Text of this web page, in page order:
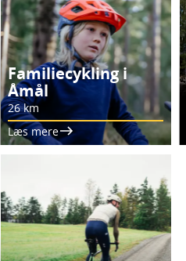
Familiecykling i
Åmål
26 km
Læs mere